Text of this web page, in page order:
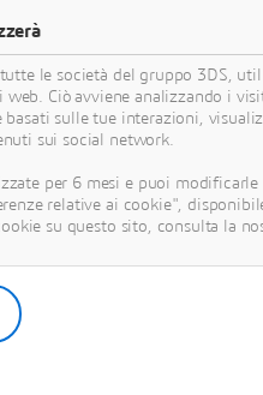
tutte le società del gruppo 3DS,
Ciò avviene analizzando i
sulle tue interazioni,
sui social network.
per 6 mesi e puoi
relative ai cookie",
su questo sito, consulta la